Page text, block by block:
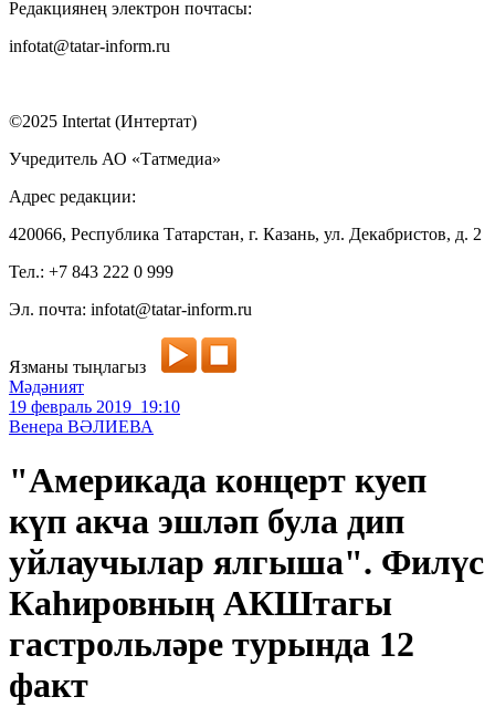
Редакциянең электрон почтасы:
infotat@tatar-inform.ru
©2025 Intertat (Интертат)
Учредитель АО «Татмедиа»
Адрес редакции:
420066, Республика Татарстан, г. Казань, ул. Декабристов, д. 2
Тел.: +7 843 222 0 999
Эл. почта: infotat@tatar-inform.ru
Язманы тыңлагыз
Мәдәният
19 февраль 2019 19:10
Венера ВӘЛИЕВА
"Америкада концерт куеп
күп акча эшләп була дип
уйлаучылар ялгыша". Филүс
Каһировның АКШтагы
гастрольләре турында 12
факт